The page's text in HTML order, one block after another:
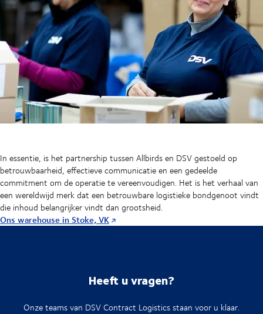
In essentie, is het partnership tussen Allbirds en DSV gestoeld op
betrouwbaarheid, effectieve communicatie en een gedeelde
commitment om de operatie te vereenvoudigen. Het is het verhaal van
een wereldwijd merk dat een betrouwbare logistieke bondgenoot vindt
die inhoud belangrijker vindt dan grootsheid.
Ons warehouse in Stoke, VK
Heeft u vragen?
Onze teams van DSV Contract Logistics staan voor u klaar.